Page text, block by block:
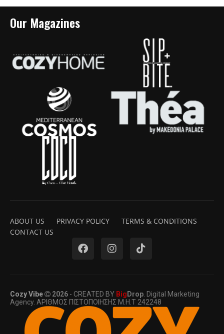
Our Magazines
ABOUT US PRIVACY POLICY
TERMS & CONDITIONS
CONTACT US
Cozy Vibe 2026 - CREATED BY Big Drop. Digital Marketing
Agency. ΑΡΙΘΜΟΣ ΠΙΣΤΟΠΟΙΗΣΗΣ Μ.Η.Τ 242248